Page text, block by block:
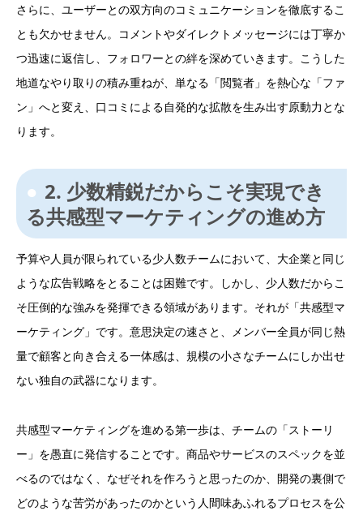
さらに、ユーザーとの双方向のコミュニケーションを徹底するこ
とも欠かせません。コメントやダイレクトメッセージには丁寧か
つ迅速に返信し、フォロワーとの絆を深めていきます。こうした
地道なやり取りの積み重ねが、単なる「閲覧者」を熱心な「ファ
ン」へと変え、口コミによる自発的な拡散を生み出す原動力とな
ります。
2. 少数精鋭だからこそ実現でき
る共感型マーケティングの進め方
予算や人員が限られている少人数チームにおいて、大企業と同じ
ような広告戦略をとることは困難です。しかし、少人数だからこ
そ圧倒的な強みを発揮できる領域があります。それが「共感型マ
ーケティング」です。意思決定の速さと、メンバー全員が同じ熱
量で顧客と向き合える一体感は、規模の小さなチームにしか出せ
ない独自の武器になります。
共感型マーケティングを進める第一歩は、チームの「ストーリ
ー」を愚直に発信することです。商品やサービスのスペックを並
べるのではなく、なぜそれを作ろうと思ったのか、開発の裏側で
どのような苦労があったのかという人間味あふれるプロセスを公